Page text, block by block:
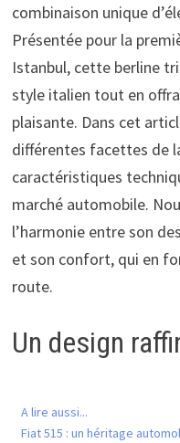
combinaison unique
Présentée pour la
Istanbul, cette berline
style italien tout en
plaisante. Dans cet
différentes facettes de
caractéristiques
marché automobile.
l’harmonie entre son
et son confort, qui en
route.
Un design
A lire aussi...
Fiat 515 : un héritage